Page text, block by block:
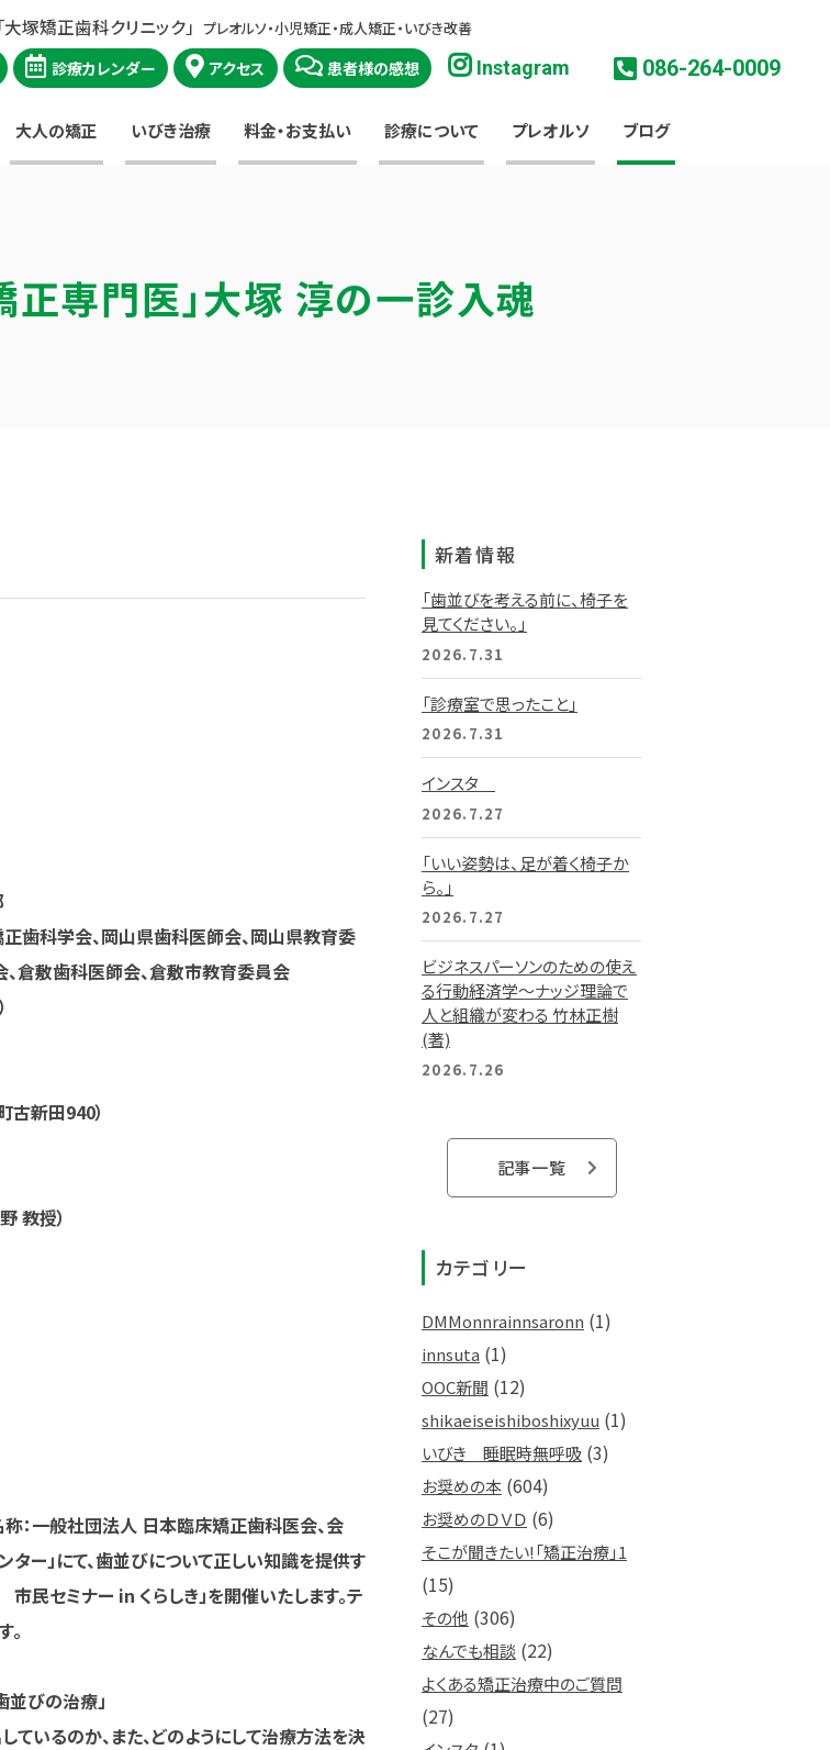
塚矯正歯科クリニック」 プレオルソ・小児矯正・成人矯正・いびき改善
診療カレンダー アクセス 患者様の感想 Instagram 086-264-0009
大人の矯正 いびき治療 料金・お支払い 診療について プレオルソ ブログ
正専門医」大塚 淳の一診入魂
科学会、岡山県歯科医師会、岡山県教育委
倉敷歯科医師会、倉敷市教育委員会
新田940）
教授）
：一般社団法人 日本臨床矯正歯科医会、会
ター」にて、歯並びについて正しい知識を提供す
セミナー in くらしき」を開催いたします。テ
並びの治療」
いるのか、また、どのようにして治療方法を決
新着情報
「歯並びを考える前に、椅子を
見てください。」
2026.7.31
「診療室で思ったこと」
2026.7.31
インスタ
2026.7.27
「いい姿勢は、足が着く椅子か
ら。」
2026.7.27
ビジネスパーソンのための使え
る行動経済学～ナッジ理論で
人と組織が変わる 竹林正樹
(著)
2026.7.26
記事一覧
カテゴリー
DMMonnrainnsaronn (1)
innsuta (1)
OOC新聞 (12)
shikaeiseishiboshixyuu (1)
いびき 睡眠時無呼吸 (3)
お奨めの本 (604)
お奨めのＤＶＤ (6)
そこが聞きたい!「矯正治療」1
(15)
その他 (306)
なんでも相談 (22)
よくある矯正治療中のご質問
(27)